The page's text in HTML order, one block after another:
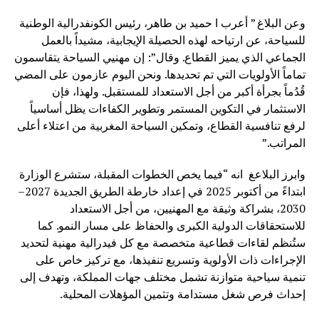
وعن البلاغ ” أعرب ا حميد بن طاهر، رئيس الكونفدرالية الوطنية
للسياحة، عن ارتياحه لهذه الحصيلة الإيجابية، مشيداً بالعمل
الجماعي الذي يميز القطاع. وقال”: إن مهنيي السياحة يتقاسمون
تماماً الأولويات التي تم تحديدها. ونحن اليوم عازمون على المضي
قُدُماً بجرأة أكبر من أجل الاستعداد للمستقبل. ولهذا، فإن
الاستثمار في التكوين المستمر وتطوير الكفاءات يظل أساسياً
لرفع تنافسية القطاع، وتمكين السياحة المغربية من اعتلاء أعلى
المراتب.”
وابرز البلاعغ انه “فيما يخص الخطوات المقبلة، ستشرع الوزارة
ابتداءً من أكتوبر 2025 في إعداد خارطة الطريق الجديدة 2027–
2030، بشراكة وثيقة مع المهنيين، من أجل الاستعداد
للاستحقاقات الدولية الكبرى والحفاظ على مسار النمو. كما
ستُنظم لقاءات قطاعية متخصصة مع كل فيدرالية مهنية لتحديد
الإجراءات ذات الأولوية وتسريع تنفيذها، مع تركيز خاص على
تنمية سياحية متوازنة تشمل مختلف جهات المملكة، وتهدف إلى
إحداث فرص شغل مستدامة وتثمين المؤهلات المحلية.